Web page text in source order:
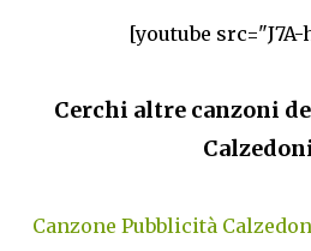
[youtube
Cerchi altre canzoni
Canzone Pubblicità